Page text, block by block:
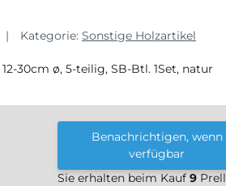
Kategorie: Sonstige Holzartikel
30cm ø, 5-teilig, SB-Btl. 1Set, natur
Benachrichtigen, wenn
verfügbar
Sie erhalten beim Kauf 9 Prell